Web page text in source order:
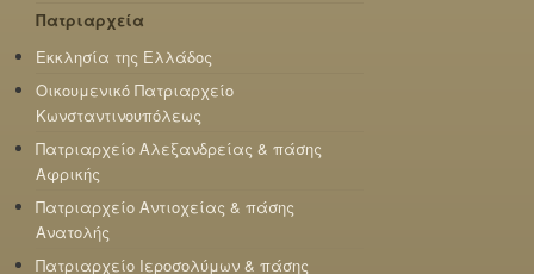
Πατριαρχεία
Εκκλησία της Ελλάδος
Οικουμενικό Πατριαρχείο
Κωνσταντινουπόλεως
Πατριαρχείο Αλεξανδρείας & πάσης
Αφρικής
Πατριαρχείο Αντιοχείας & πάσης
Ανατολής
Πατριαρχείο Ιεροσολύμων & πάσης